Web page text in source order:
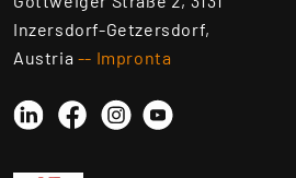
Inzersdorf-Getzersdorf,
Austria -- Impronta
LinkedinFacebookInstagram
YouTube